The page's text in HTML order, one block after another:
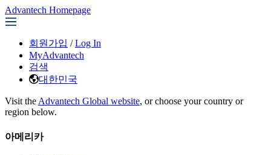
Advantech Homepage
회원가입 / Log In
MyAdvantech
검색
대한민국
Visit the Advantech Global website, or choose your country or
region below.
아메리카